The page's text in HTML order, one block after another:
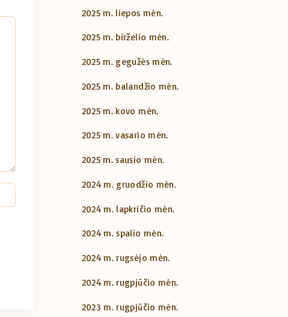
2025 m. liepos mėn.
2025 m. birželio mėn.
2025 m. gegužės mėn.
2025 m. balandžio mėn.
2025 m. kovo mėn.
2025 m. vasario mėn.
2025 m. sausio mėn.
2024 m. gruodžio mėn.
2024 m. lapkričio mėn.
2024 m. spalio mėn.
2024 m. rugsėjo mėn.
2024 m. rugpjūčio mėn.
2023 m. rugpjūčio mėn.